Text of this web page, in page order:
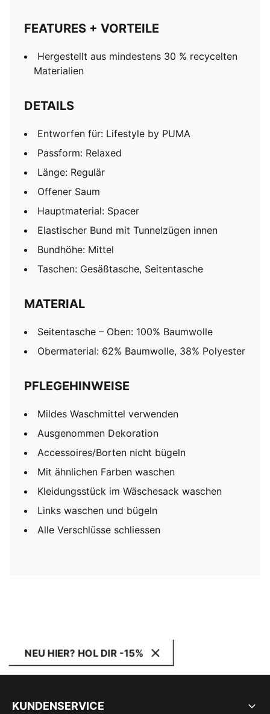
FEATURES + VORTEILE
Hergestellt aus mindestens 30 % recycelten
Materialien
DETAILS
Entworfen für: Lifestyle by PUMA
Passform: Relaxed
Länge: Regulär
Offener Saum
Hauptmaterial: Spacer
Elastischer Bund mit Tunnelzügen innen
Bundhöhe: Mittel
Taschen: Gesäßtasche, Seitentasche
MATERIAL
Seitentasche – Oben: 100% Baumwolle
Obermaterial: 62% Baumwolle, 38% Polyester
PFLEGEHINWEISE
Mildes Waschmittel verwenden
Ausgenommen Dekoration
Accessoires/Borten nicht bügeln
Mit ähnlichen Farben waschen
Kleidungsstück im Wäschesack waschen
Links waschen und bügeln
Alle Verschlüsse schliessen
NEU HIER? HOL DIR -15%
KUNDENSERVICE